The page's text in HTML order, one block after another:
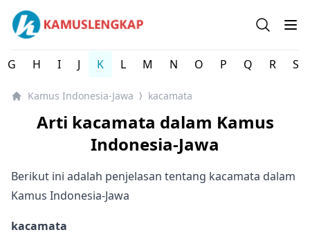
Kamus Lengkap Indonesia-Jawa - Kamus Bahasa Daerah
Open
G H I J K L M N O P Q R S
Kamus Indonesia-Jawa ⟩ kacamata
Arti kacamata dalam Kamus
Indonesia-Jawa
Berikut ini adalah penjelasan tentang kacamata dalam
Kamus Indonesia-Jawa
kacamata